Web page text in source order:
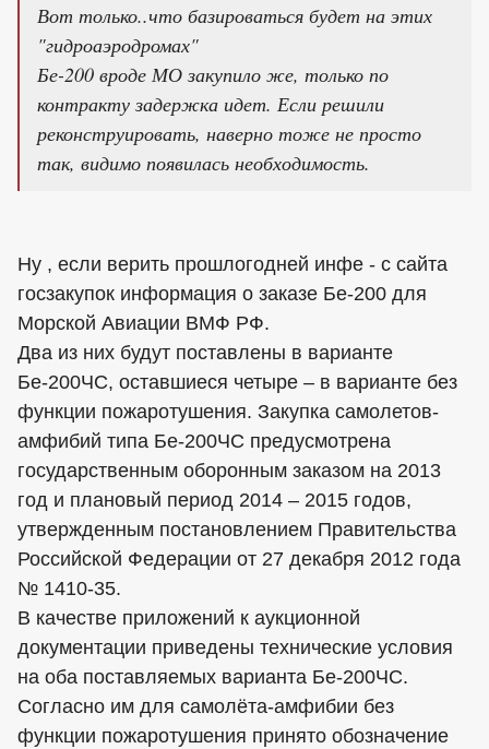
Вот только..что базироваться будет на этих
"гидроаэродромах"
Бе-200 вроде МО закупило же, только по
контракту задержка идет. Если решили
реконструировать, наверно тоже не просто
так, видимо появилась необходимость.
Ну , если верить прошлогодней инфе - с сайта
госзакупок информация о заказе Бе-200 для
Морской Авиации ВМФ РФ.
Два из них будут поставлены в варианте
Бе-200ЧС, оставшиеся четыре – в варианте без
функции пожаротушения. Закупка самолетов-
амфибий типа Бе-200ЧС предусмотрена
государственным оборонным заказом на 2013
год и плановый период 2014 – 2015 годов,
утвержденным постановлением Правительства
Российской Федерации от 27 декабря 2012 года
№ 1410-35.
В качестве приложений к аукционной
документации приведены технические условия
на оба поставляемых варианта Бе-200ЧС.
Согласно им для самолёта-амфибии без
функции пожаротушения принято обозначение